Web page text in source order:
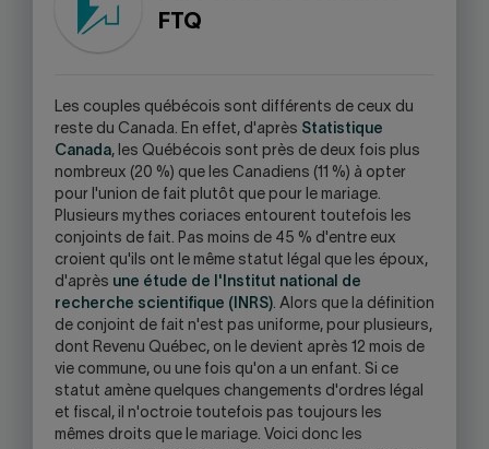
YOUR
SKYPE
APPLICATION.
FTQ
Les couples québécois sont différents de ceux du
reste du Canada. En effet, d'après Statistique
Canada, les Québécois sont près de deux fois plus
nombreux (20 %) que les Canadiens (11 %) à opter
pour l'union de fait plutôt que pour le mariage.
Plusieurs mythes coriaces entourent toutefois les
conjoints de fait. Pas moins de 45 % d'entre eux
croient qu'ils ont le même statut légal que les époux,
d'après une étude de l'Institut national de
recherche scientifique (INRS). Alors que la définition
de conjoint de fait n'est pas uniforme, pour plusieurs,
dont Revenu Québec, on le devient après 12 mois de
vie commune, ou une fois qu'on a un enfant. Si ce
statut amène quelques changements d'ordres légal
et fiscal, il n'octroie toutefois pas toujours les
mêmes droits que le mariage. Voici donc les